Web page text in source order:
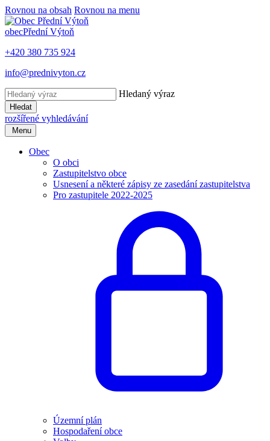
Rovnou na obsah Rovnou na menu
obecPřední Výtoň
+420 380 735 924
info@prednivyton.cz
Hledaný výraz
Hledat
rozšířené vyhledávání
Menu
Obec
O obci
Zastupitelstvo obce
Usnesení a některé zápisy ze zasedání zastupitelstva
Pro zastupitele 2022-2025
Územní plán
Hospodaření obce